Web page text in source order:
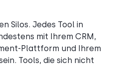
Silos. Jedes Tool in
mit Ihrem CRM,
Plattform und Ihrem
Tools, die sich nicht